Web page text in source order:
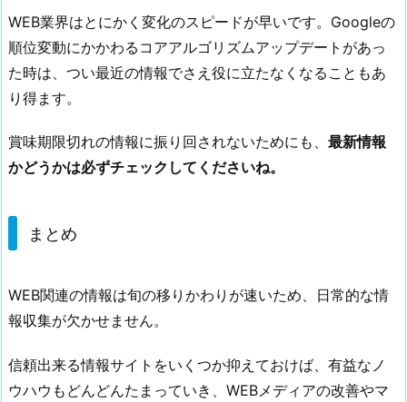
WEB業界はとにかく変化のスピードが早いです。Googleの
順位変動にかかわるコアアルゴリズムアップデートがあっ
た時は、つい最近の情報でさえ役に立たなくなることもあ
り得ます。
賞味期限切れの情報に振り回されないためにも、 最新情報
かどうかは必ずチェックしてくださいね。
まとめ
WEB関連の情報は旬の移りかわりが速いため、日常的な情
報収集が欠かせません。
信頼出来る情報サイトをいくつか抑えておけば、有益なノ
ウハウもどんどんたまっていき、WEBメディアの改善やマ